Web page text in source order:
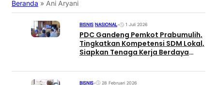
Beranda » Ani Aryani
BISNIS NASIONAL• 1 Juli 2026
PDC Gandeng Pemkot Prabumulih,
Tingkatkan Kompetensi SDM Lokal,
Siapkan Tenaga Kerja Berdaya
BISNIS• 28 Februari 2026